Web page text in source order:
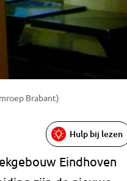
Brabant)
Hulp bij lezen
Eindhoven